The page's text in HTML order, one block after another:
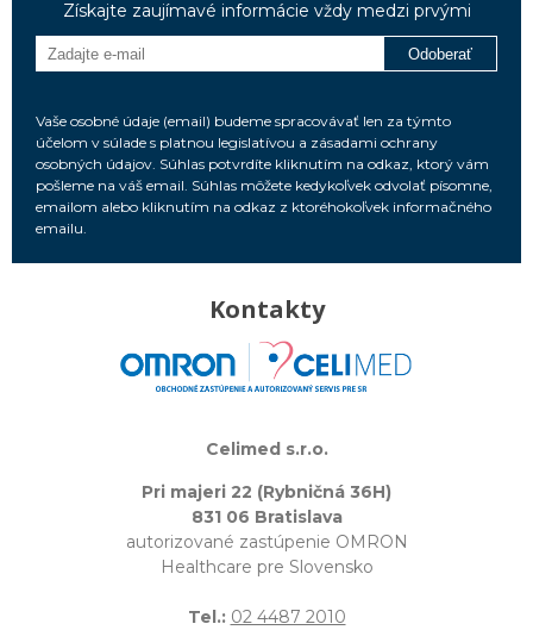
Získajte zaujímavé informácie vždy medzi prvými
Odoberať
Vaše osobné údaje (email) budeme spracovávať len za týmto
účelom v súlade s platnou legislatívou a zásadami ochrany
osobných údajov. Súhlas potvrdíte kliknutím na odkaz, ktorý vám
pošleme na váš email. Súhlas môžete kedykoľvek odvolať písomne,
emailom alebo kliknutím na odkaz z ktoréhokoľvek informačného
emailu.
Kontakty
Celimed s.r.o.
Pri majeri 22 (Rybničná 36H)
831 06 Bratislava
autorizované zastúpenie OMRON
Healthcare pre Slovensko
Tel.: 02 4487 2010